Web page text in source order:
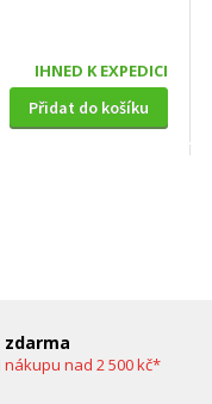
IHNED K EXPEDICI
Přidat do košíku
zdarma
nákupu nad 2 500 kč*